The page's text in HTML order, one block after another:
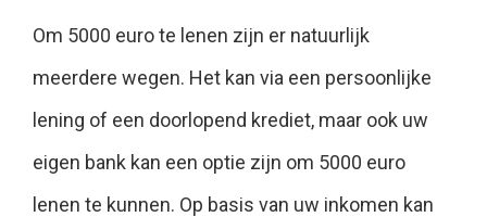
Om 5000 euro te lenen zijn er natuurlijk
meerdere wegen. Het kan via een persoonlijke
lening of een doorlopend krediet, maar ook uw
eigen bank kan een optie zijn om 5000 euro
lenen te kunnen. Op basis van uw inkomen kan